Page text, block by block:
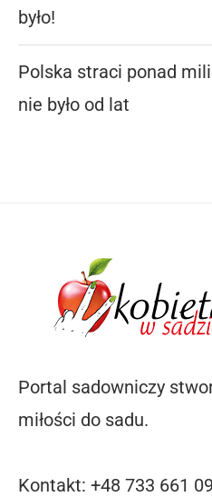
było!
Polska straci ponad
nie było od lat
Portal sadowniczy
miłości do sadu.
Kontakt: +48 733 661